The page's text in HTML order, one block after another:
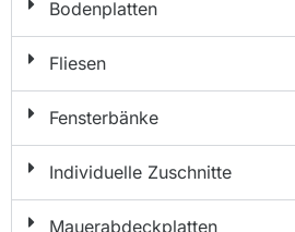
Bodenplatten
Fliesen
Fensterbänke
Individuelle Zuschnitte
Mauerabdeckplatten